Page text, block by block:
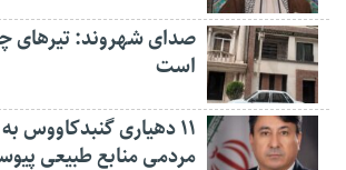
صدای شهروند: تیرهای
است
۱۱ دهیاری
مردمی منابع طبیعی